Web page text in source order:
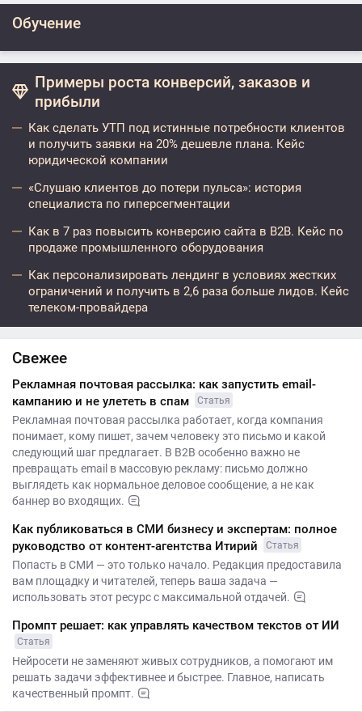
Обучение
Примеры роста конверсий, заказов и
прибыли
Как сделать УТП под истинные потребности клиентов
и получить заявки на 20% дешевле плана. Кейс
юридической компании
«Слушаю клиентов до потери пульса»: история
специалиста по гиперсегментации
Как в 7 раз повысить конверсию сайта в B2B. Кейс по
продаже промышленного оборудования
Как персонализировать лендинг в условиях жестких
ограничений и получить в 2,6 раза больше лидов. Кейс
телеком-провайдера
Свежее
Рекламная почтовая рассылка: как запустить email-
кампанию и не улететь в спам
Статья
Рекламная почтовая рассылка работает, когда компания
понимает, кому пишет, зачем человеку это письмо и какой
следующий шаг предлагает. В B2B особенно важно не
превращать email в массовую рекламу: письмо должно
выглядеть как нормальное деловое сообщение, а не как
баннер во входящих.
Как публиковаться в СМИ бизнесу и экспертам: полное
руководство от контент-агентства Итирий
Статья
Попасть в СМИ — это только начало. Редакция предоставила
вам площадку и читателей, теперь ваша задача —
использовать этот ресурс с максимальной отдачей.
Промпт решает: как управлять качеством текстов от ИИ
Статья
Нейросети не заменяют живых сотрудников, а помогают им
решать задачи эффективнее и быстрее. Главное, написать
качественный промпт.